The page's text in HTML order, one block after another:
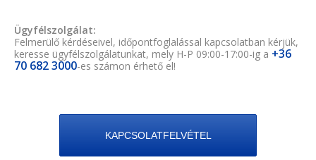
Ügyfélszolgálat:
Felmerülő kérdéseivel, időpontfoglalással kapcsolatban kérjük,
keresse ügyfélszolgálatunkat, mely H-P 09:00-17:00-ig a +36
70 682 3000-es számon érhető el!
KAPCSOLATFELVÉTEL